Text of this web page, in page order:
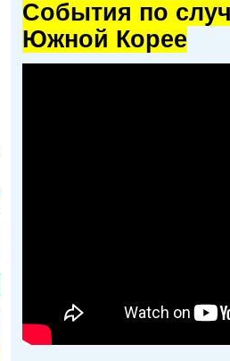
Cобытия по
Южной Корее